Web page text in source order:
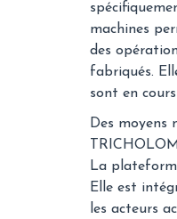
machines
des
fabriqués.
sont en
Des moyens
La
Elle est
les acteurs